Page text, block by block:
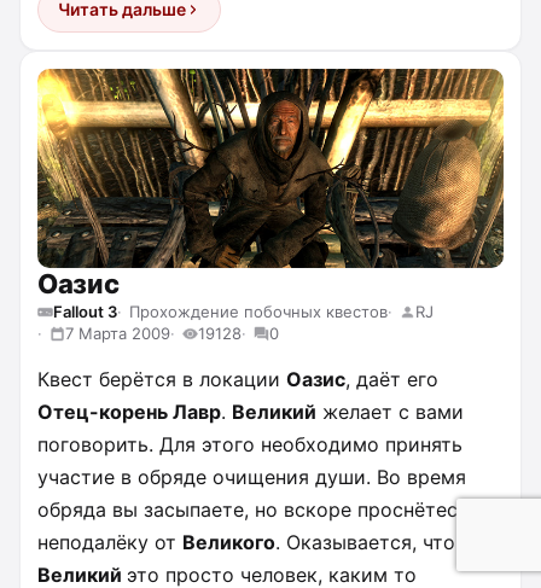
Читать дальше
Оазис
Fallout 3 Прохождение побочных квестов
RJ
7 Марта 2009
19128 0
Квест берётся в локации Оазис, даёт его
Отец-корень Лавр. Великий желает с вами
поговорить. Для этого необходимо принять
участие в обряде очищения души. Во время
обряда вы засыпаете, но вскоре проснётесь
неподалёку от Великого. Оказывается, что
Великий это просто человек, каким то